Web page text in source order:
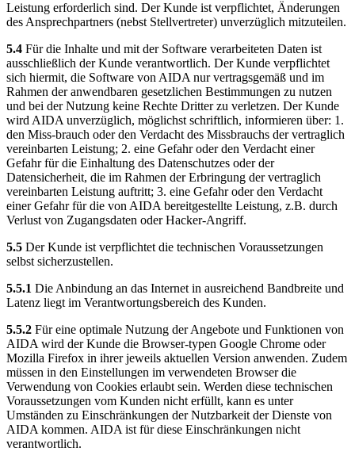
Leistung erforderlich sind. Der Kunde ist verpflichtet, Änderungen
des Ansprechpartners (nebst Stellvertreter) unverzüglich mitzuteilen.
5.4 Für die Inhalte und mit der Software verarbeiteten Daten ist
ausschließlich der Kunde verantwortlich. Der Kunde verpflichtet
sich hiermit, die Software von AIDA nur vertragsgemäß und im
Rahmen der anwendbaren gesetzlichen Bestimmungen zu nutzen
und bei der Nutzung keine Rechte Dritter zu verletzen. Der Kunde
wird AIDA unverzüglich, möglichst schriftlich, informieren über: 1.
den Miss-brauch oder den Verdacht des Missbrauchs der vertraglich
vereinbarten Leistung; 2. eine Gefahr oder den Verdacht einer
Gefahr für die Einhaltung des Datenschutzes oder der
Datensicherheit, die im Rahmen der Erbringung der vertraglich
vereinbarten Leistung auftritt; 3. eine Gefahr oder den Verdacht
einer Gefahr für die von AIDA bereitgestellte Leistung, z.B. durch
Verlust von Zugangsdaten oder Hacker-Angriff.
5.5 Der Kunde ist verpflichtet die technischen Voraussetzungen
selbst sicherzustellen.
5.5.1 Die Anbindung an das Internet in ausreichend Bandbreite und
Latenz liegt im Verantwortungsbereich des Kunden.
5.5.2 Für eine optimale Nutzung der Angebote und Funktionen von
AIDA wird der Kunde die Browser-typen Google Chrome oder
Mozilla Firefox in ihrer jeweils aktuellen Version anwenden. Zudem
müssen in den Einstellungen im verwendeten Browser die
Verwendung von Cookies erlaubt sein. Werden diese technischen
Voraussetzungen vom Kunden nicht erfüllt, kann es unter
Umständen zu Einschränkungen der Nutzbarkeit der Dienste von
AIDA kommen. AIDA ist für diese Einschränkungen nicht
verantwortlich.